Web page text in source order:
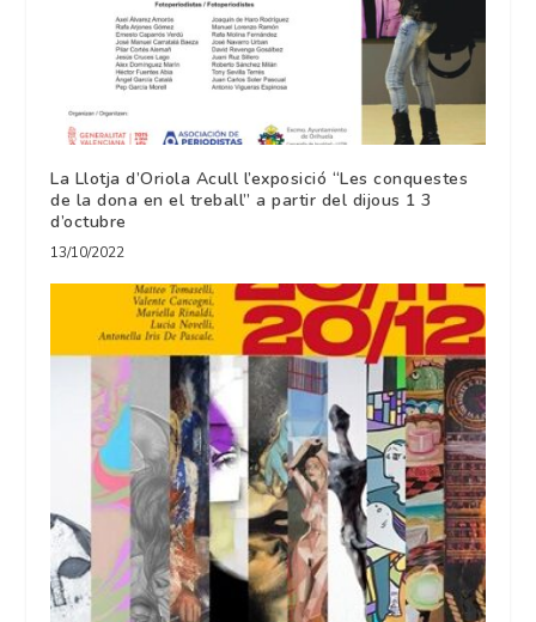
La Llotja d’Oriola Acull l’exposició “Les conquestes
de la dona en el treball” a partir del dijous 1 3
d’octubre
13/10/2022